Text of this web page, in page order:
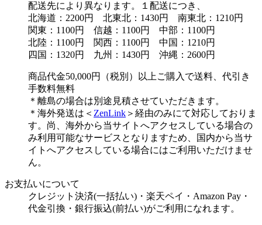
配送先により異なります。１配送につき、
北海道：2200円 北東北：1430円 南東北：1210円
関東：1100円 信越：1100円 中部：1100円
北陸：1100円 関西：1100円 中国：1210円
四国：1320円 九州：1430円 沖縄：2600円
商品代金50,000円（税別）以上ご購入で送料、代引き
手数料無料
＊離島の場合は別途見積させていただきます。
＊海外発送は＜ ZenLink ＞経由のみにて対応しておりま
す。尚、海外から当サイトへアクセスしている場合の
み利用可能なサービスとなりますため、国内から当サ
イトへアクセスしている場合にはご利用いただけませ
ん。
お支払いについて
クレジット決済(一括払い)・楽天ペイ・Amazon Pay・
代金引換・銀行振込(前払い)がご利用になれます。